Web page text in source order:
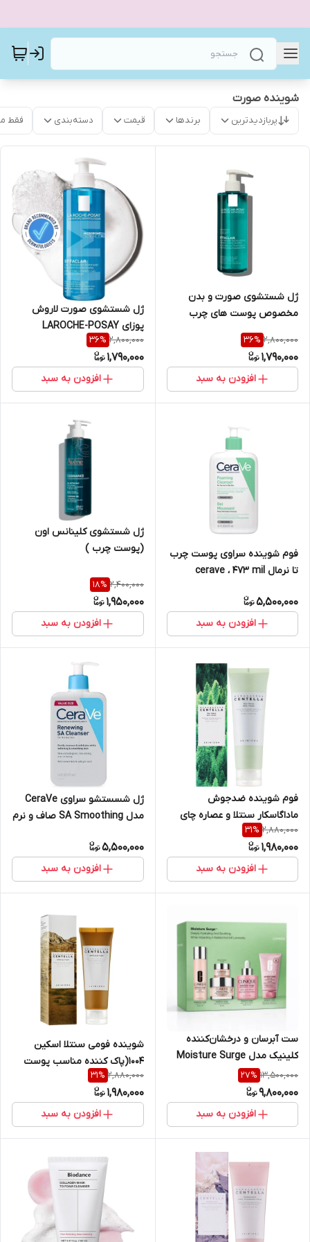
شوينده صورت
پربازدیدترین برندها قیمت دسته‌بندی فقط
ژل شستشوی صورت و بدن
مخصوص پوست های چرب
لاروش پوزای حجم 400 میل
2,800,000
36%
1,790,000
افزودن به سبد
ژل شستشوی صورت لاروش
پوزای LAROCHE-POSAY
میل
2,800,000
36%
1,790,000
افزودن به سبد
فوم شوینده سراوی پوست چرب
تا نرمال cerave ، 473 mil
5,500,000
افزودن به سبد
ژل شستشوی کلینانس اون
(پوست چرب )
2,400,000
18%
1,950,000
افزودن به سبد
فوم شوینده ضدجوش
ماداگاسکار سنتلا و عصاره چای
اسکین ۱۰۰۴
2,880,000
31%
1,980,000
افزودن به سبد
ژل شسستشو سراوی CeraVe
مدل SA Smoothing صاف و نرم
میل
5,500,000
افزودن به سبد
ست آبرسان و درخشان‌کننده
کلینیک مدل Moisture Surge
ساعته)
13,500,000
27%
9,800,000
افزودن به سبد
شوینده فومی سنتلا اسکین
۱۰۰۴(پاک‌ کننده مناسب پوست‌
های بی‌ آب و آسیب‌ دیده و
حساس)
2,880,000
31%
1,980,000
افزودن به سبد